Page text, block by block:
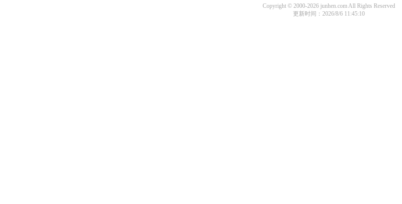
Copyright © 2000-2026 junhen.com All Rights Reserved
更新时间：2026/8/6 11:45:10